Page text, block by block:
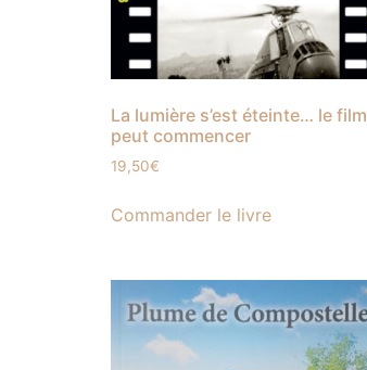
La lumière s’est éteinte… le film
peut commencer
19,50€
Commander le livre